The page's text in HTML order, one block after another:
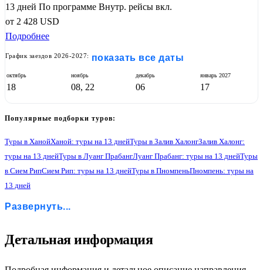
13 дней По программе Внутр. рейсы вкл.
от 2 428 USD
Подробнее
График заездов 2026-2027: показать все даты
октябрь
18
ноябрь
08, 22
декабрь
06
январь 2027
17
Популярные подборки туров:
Туры в ХанойХаной: туры на 13 днейТуры в Залив ХалонгЗалив Халонг:
туры на 13 днейТуры в Луанг ПрабангЛуанг Прабанг: туры на 13 днейТуры
в Сием РипСием Рип: туры на 13 днейТуры в ПномпеньПномпень: туры на
13 дней
Кан Тхо: туры на 13 дней
Хошимин: туры на 13 дней
Развернуть...
Детальная информация